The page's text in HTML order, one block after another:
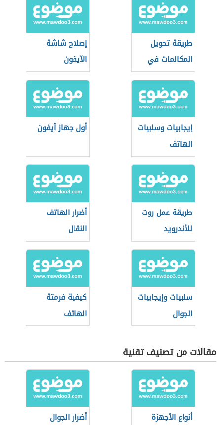
برامج
طريقة تحويل
المكالمات في
الآيفون
إصلاح شاشة
الآيفون
إيجابيات وسلبيات
الهاتف
أول جهاز آيفون
طريقة عمل روت
للأندرويد
أضرار الهاتف
النقال
سلبيات وإيجابيات
الجوال
كيفية فرمتة
الهاتف
مقالات من تصنيف تقنية
أنواع الأجهزة
أضرار الجوال